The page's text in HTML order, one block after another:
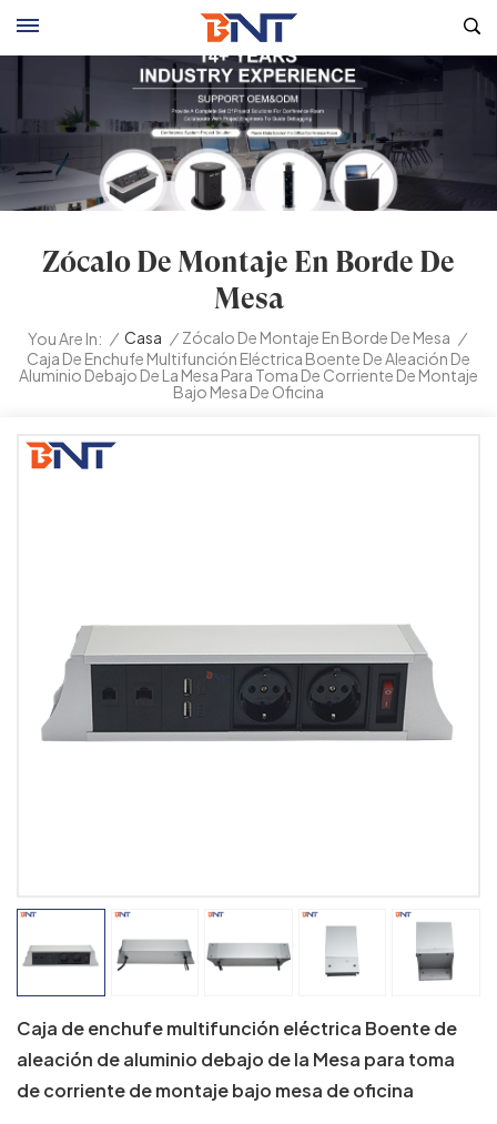
Zócalo De Montaje En Borde De
Mesa
You Are In: / Casa / Zócalo De Montaje En Borde De Mesa /
Caja De Enchufe Multifunción Eléctrica Boente De Aleación De
Aluminio Debajo De La Mesa Para Toma De Corriente De Montaje
Bajo Mesa De Oficina
Caja de enchufe multifunción eléctrica Boente de
aleación de aluminio debajo de la Mesa para toma
de corriente de montaje bajo mesa de oficina